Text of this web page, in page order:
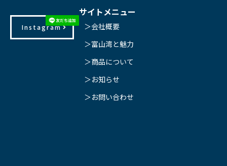
Instagram
サイトメニュー
＞会社概要
＞富山湾と魅力
＞商品について
＞お知らせ
＞お問い合わせ